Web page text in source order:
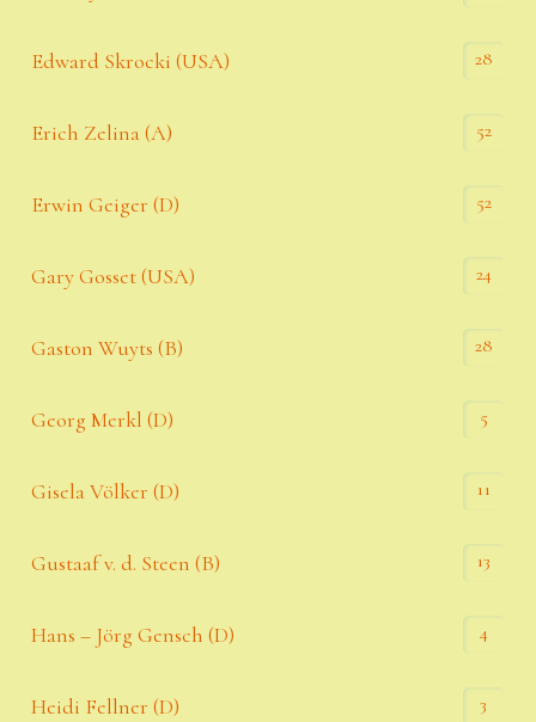
Edward Skrocki (USA) 28
Erich Zelina (A) 52
Erwin Geiger (D) 52
Gary Gosset (USA) 24
Gaston Wuyts (B) 28
Georg Merkl (D) 5
Gisela Völker (D) 11
Gustaaf v. d. Steen (B) 13
Hans – Jörg Gensch (D) 4
Heidi Fellner (D) 3